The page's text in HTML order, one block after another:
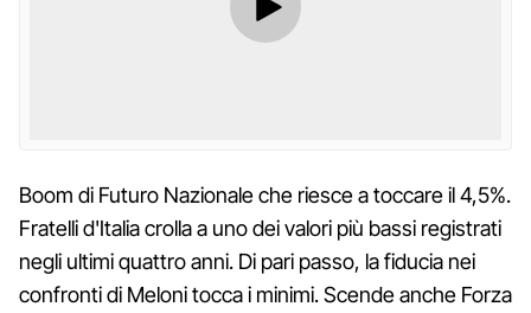
Boom di Futuro Nazionale che riesce a toccare il 4,5%.
Fratelli d'Italia crolla a uno dei valori più bassi registrati
negli ultimi quattro anni. Di pari passo, la fiducia nei
confronti di Meloni tocca i minimi. Scende anche Forza